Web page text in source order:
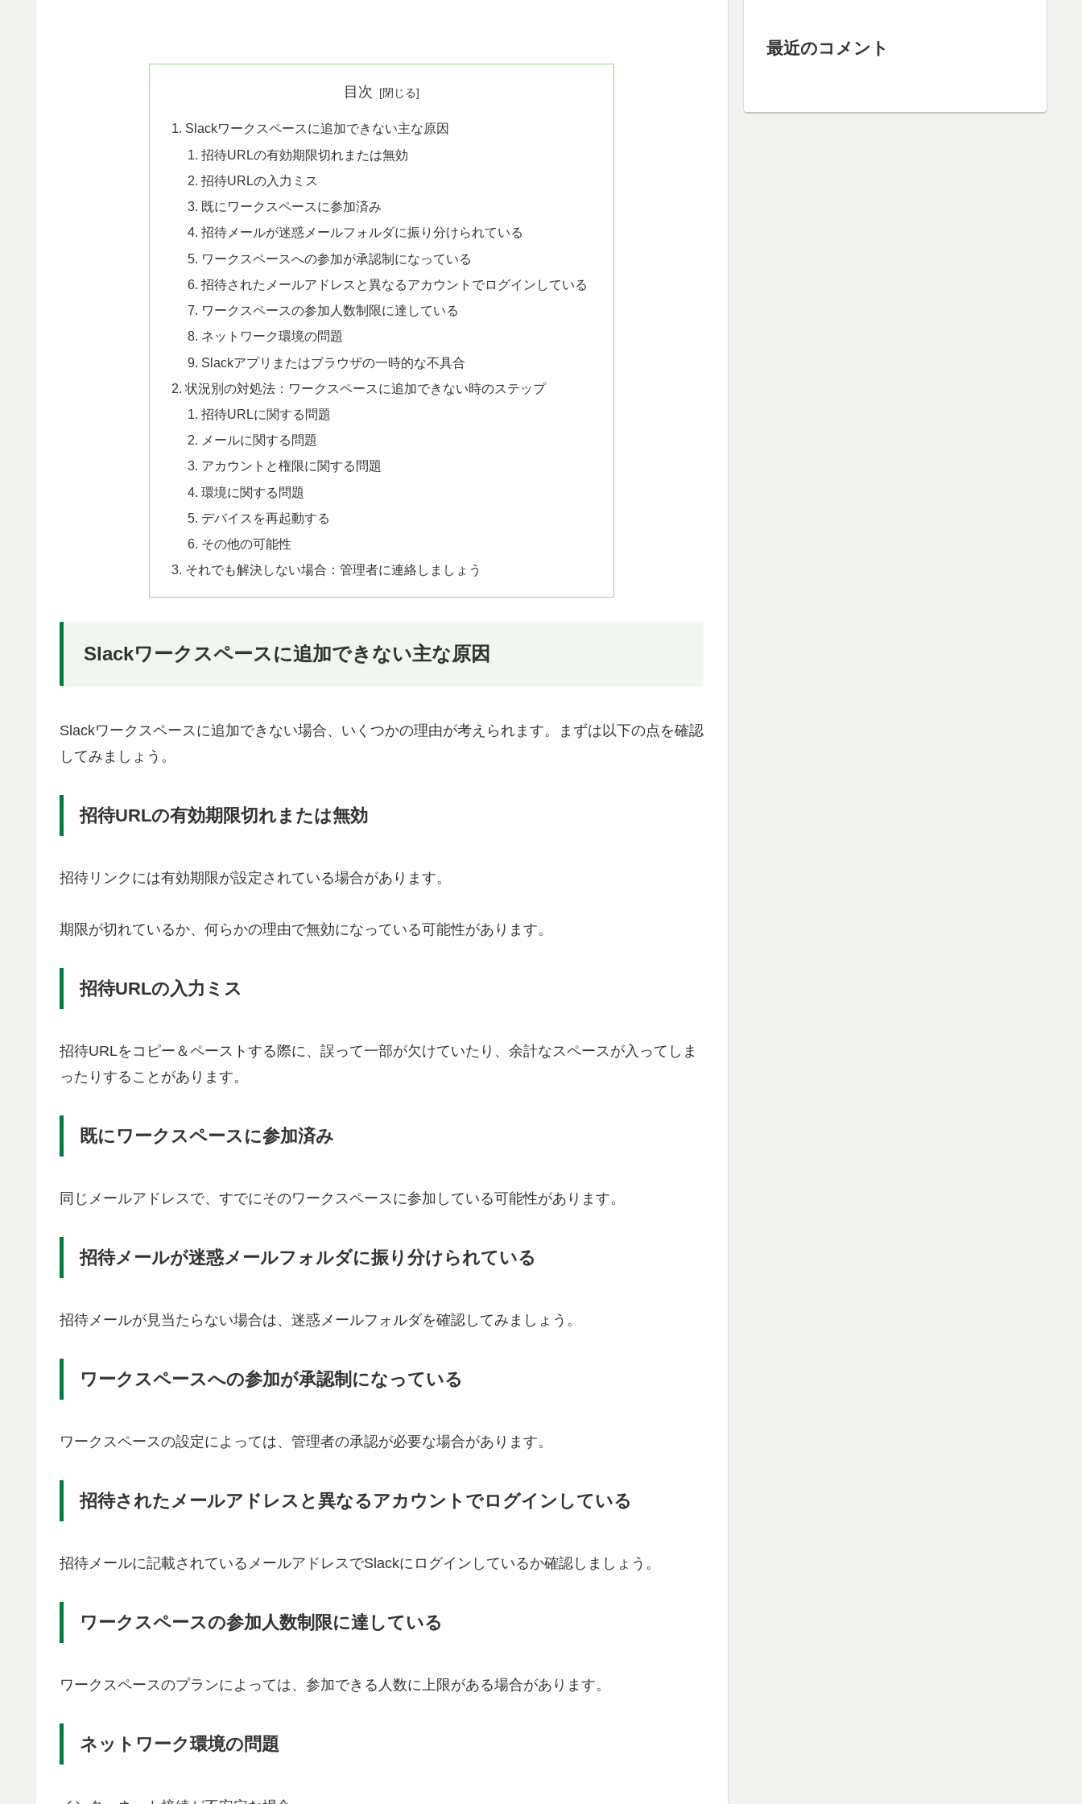
目次
Slackワークスペースに追加できない主な原因
招待URLの有効期限切れまたは無効
招待URLの入力ミス
既にワークスペースに参加済み
招待メールが迷惑メールフォルダに振り分けられている
ワークスペースへの参加が承認制になっている
招待されたメールアドレスと異なるアカウントでログインしている
ワークスペースの参加人数制限に達している
ネットワーク環境の問題
Slackアプリまたはブラウザの一時的な不具合
状況別の対処法：ワークスペースに追加できない時のステップ
招待URLに関する問題
メールに関する問題
アカウントと権限に関する問題
環境に関する問題
デバイスを再起動する
その他の可能性
それでも解決しない場合：管理者に連絡しましょう
Slackワークスペースに追加できない主な原因
Slackワークスペースに追加できない場合、いくつかの理由が考えられます。まずは以下の点を確認
してみましょう。
招待URLの有効期限切れまたは無効
招待リンクには有効期限が設定されている場合があります。
期限が切れているか、何らかの理由で無効になっている可能性があります。
招待URLの入力ミス
招待URLをコピー＆ペーストする際に、誤って一部が欠けていたり、余計なスペースが入ってしま
ったりすることがあります。
既にワークスペースに参加済み
同じメールアドレスで、すでにそのワークスペースに参加している可能性があります。
招待メールが迷惑メールフォルダに振り分けられている
招待メールが見当たらない場合は、迷惑メールフォルダを確認してみましょう。
ワークスペースへの参加が承認制になっている
ワークスペースの設定によっては、管理者の承認が必要な場合があります。
招待されたメールアドレスと異なるアカウントでログインしている
招待メールに記載されているメールアドレスでSlackにログインしているか確認しましょう。
ワークスペースの参加人数制限に達している
ワークスペースのプランによっては、参加できる人数に上限がある場合があります。
ネットワーク環境の問題
最近のコメント